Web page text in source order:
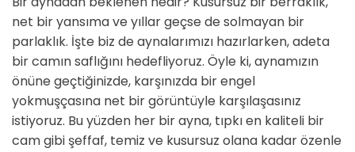
net bir yansıma ve yıllar geçse de solmayan bir
parlaklık. İşte biz de aynalarımızı hazırlarken, adeta
bir camın saflığını hedefliyoruz. Öyle ki, aynamızın
önüne geçtiğinizde, karşınızda bir engel
yokmuşçasına net bir görüntüyle karşılaşasınız
istiyoruz. Bu yüzden her bir ayna, tıpkı en kaliteli bir
cam gibi şeffaf, temiz ve kusursuz olana kadar özenle